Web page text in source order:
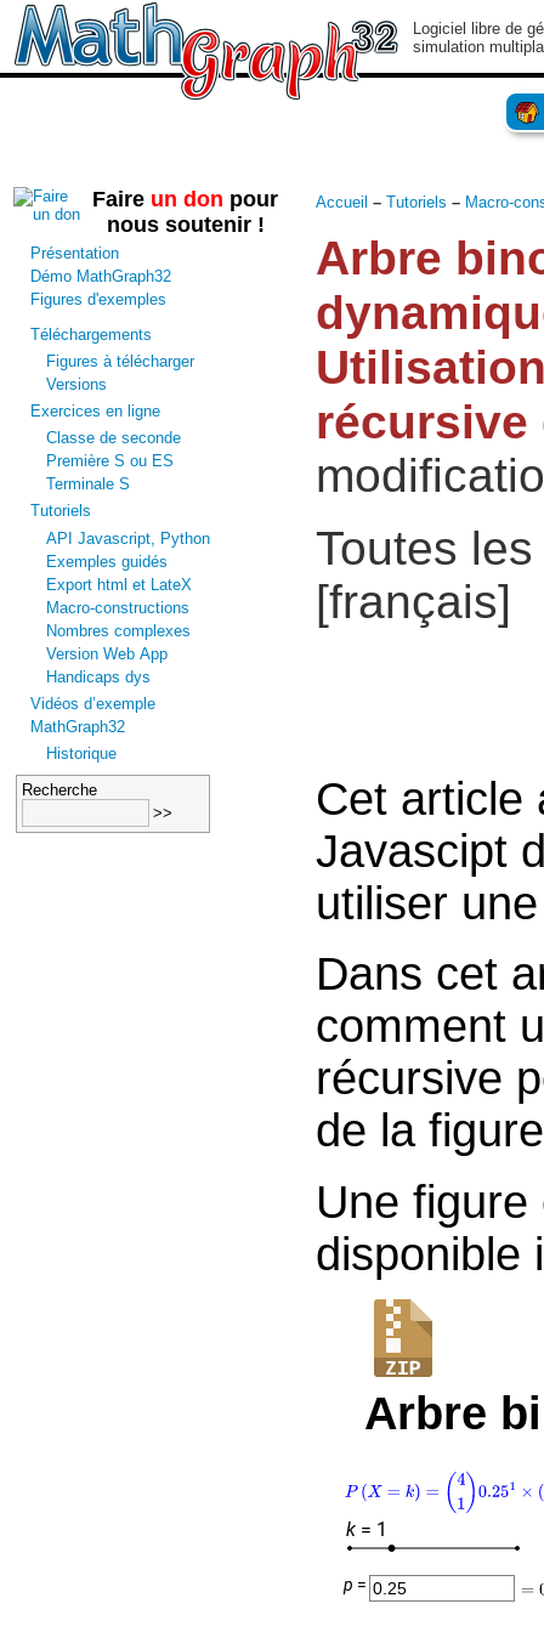
Logiciel libre de
simulation
Faire un don pour
nous soutenir !
Présentation
Démo MathGraph32
Figures d'exemples
Téléchargements
Figures à télécharger
Versions
Exercices en ligne
Classe de seconde
Première S ou ES
Terminale S
Tutoriels
API Javascript, Python
Exemples guidés
Export html et LateX
Macro-constructions
Nombres complexes
Version Web App
Handicaps dys
Vidéos d’exemple
MathGraph32
Historique
Recherche
Accueil – Tutoriels – Macro-
Arbre
Toutes
[français]
Cet article
Javascipt
utiliser
Dans cet
comment
récursive
de la
Une
disponible
Arbre
k = 1
p =